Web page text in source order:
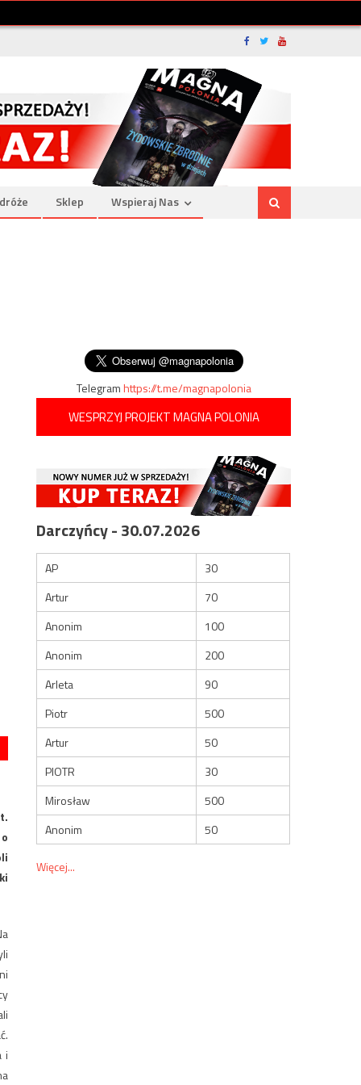
Sklep Wspieraj Nas
i
Telegramhttps://t.me/magnapolonia
WESPRZYJ PROJEKT MAGNA POLONIA
Darczyńcy - 30.07.2026
AP
30
Artur
70
Anonim
100
Anonim
200
Arleta
90
Piotr
500
Artur
50
PIOTR
30
Mirosław
500
Anonim
50
Więcej...